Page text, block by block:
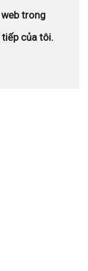
trong
của tôi.